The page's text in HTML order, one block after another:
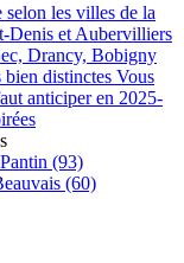
selon les villes de la
Denis et Aubervilliers
Drancy, Bobigny
distinctes Vous
anticiper en 2025-
(93)
(60)